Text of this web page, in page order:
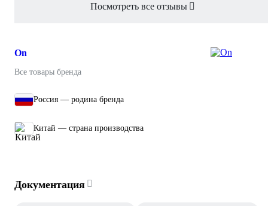
Посмотреть все отзывы
On
Все товары бренда
Россия — родина бренда
Китай — страна производства
Документация